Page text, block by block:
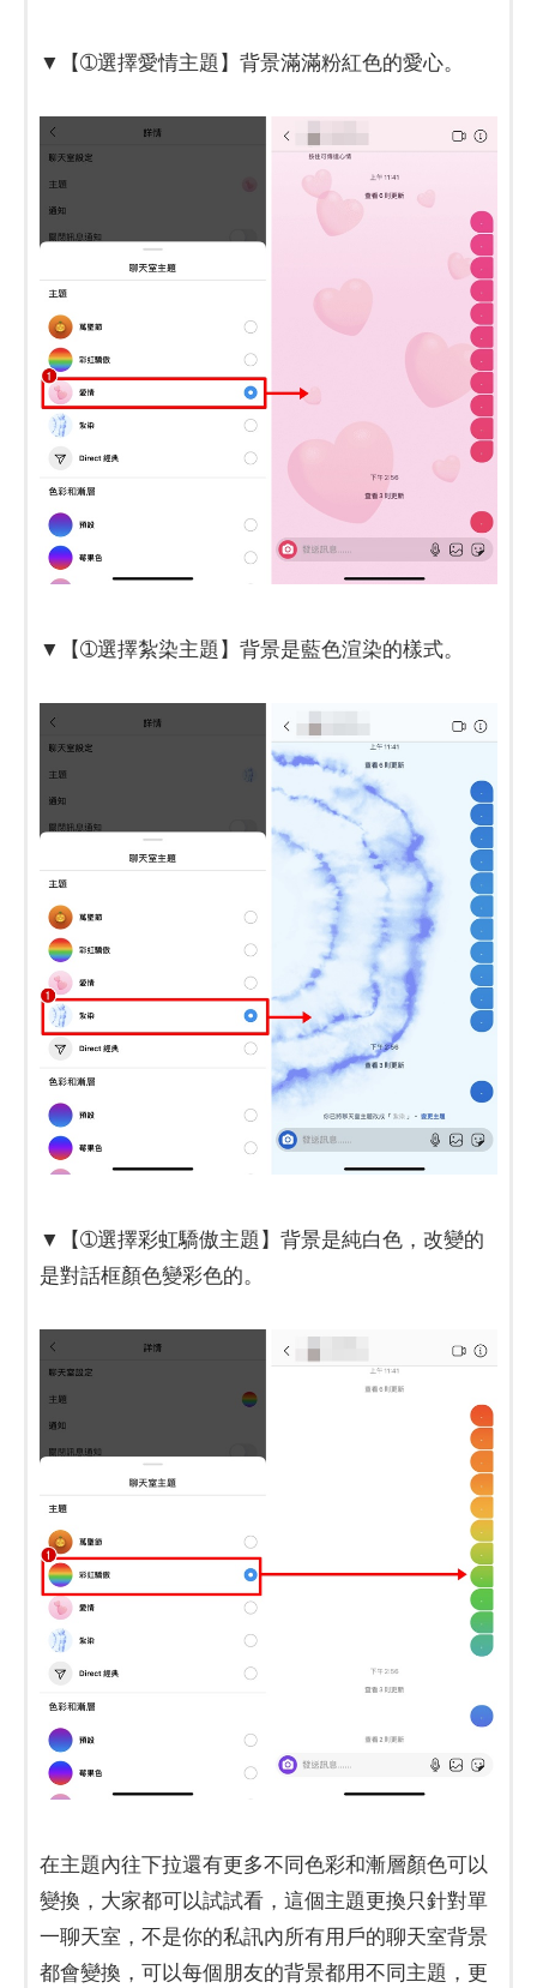
​​​​​​​▼【➀選擇愛情主題】背景滿滿粉紅色的愛心。
​​​​​​​▼【➀選擇紮染主題】背景是藍色渲染的樣式。
​​​​​​​▼【➀選擇彩虹驕傲主題】背景是純白色，改變的
是對話框顏色變彩色的。
在主題內往下拉還有更多不同色彩和漸層顏色可以
變換，大家都可以試試看，這個主題更換只針對單
一聊天室，不是你的私訊內所有用戶的聊天室背景
都會變換，可以每個朋友的背景都用不同主題，更